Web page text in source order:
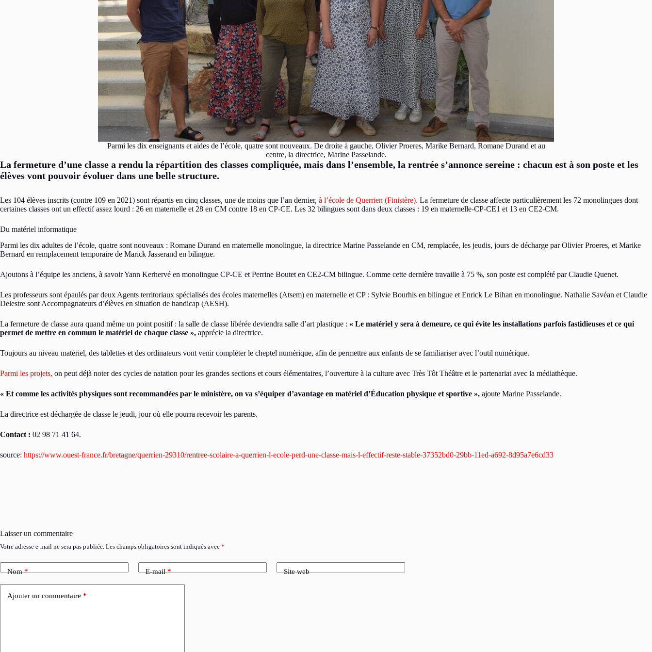
Parmi les dix enseignants et aides de l’école, quatre sont nouveaux. De droite à gauche, Olivier Proeres, Marike Bernard, Romane Durand et au
centre, la directrice, Marine Passelande.
La fermeture d’une classe a rendu la répartition des classes compliquée, mais dans l’ensemble, la rentrée s’annonce sereine : chacun est à son poste et les
élèves vont pouvoir évoluer dans une belle structure.
Les 104 élèves inscrits (contre 109 en 2021) sont répartis en cinq classes, une de moins que l’an dernier, à l’école de Querrien (Finistère). La fermeture de classe affecte particulièrement les 72 monolingues dont
certaines classes ont un effectif assez lourd : 26 en maternelle et 28 en CM contre 18 en CP-CE. Les 32 bilingues sont dans deux classes : 19 en maternelle-CP-CE1 et 13 en CE2-CM.
Du matériel informatique
Parmi les dix adultes de l’école, quatre sont nouveaux : Romane Durand en maternelle monolingue, la directrice Marine Passelande en CM, remplacée, les jeudis, jours de décharge par Olivier Proeres, et Marike
Bernard en remplacement temporaire de Marick Jasserand en bilingue.
Ajoutons à l’équipe les anciens, à savoir Yann Kerhervé en monolingue CP-CE et Perrine Boutet en CE2-CM bilingue. Comme cette dernière travaille à 75 %, son poste est complété par Claudie Quenet.
Les professeurs sont épaulés par deux Agents territoriaux spécialisés des écoles maternelles (Atsem) en maternelle et CP : Sylvie Bourhis en bilingue et Enrick Le Bihan en monolingue. Nathalie Savéan et Claudie
Delestre sont Accompagnateurs d’élèves en situation de handicap (AESH).
La fermeture de classe aura quand même un point positif : la salle de classe libérée deviendra salle d’art plastique : « Le matériel y sera à demeure, ce qui évite les installations parfois fastidieuses et ce qui
permet de mettre en commun le matériel de chaque classe », apprécie la directrice.
Toujours au niveau matériel, des tablettes et des ordinateurs vont venir compléter le cheptel numérique, afin de permettre aux enfants de se familiariser avec l’outil numérique.
Parmi les projets, on peut déjà noter des cycles de natation pour les grandes sections et cours élémentaires, l’ouverture à la culture avec Très Tôt Théâtre et le partenariat avec la médiathèque.
« Et comme les activités physiques sont recommandées par le ministère, on va s’équiper d’avantage en matériel d’Éducation physique et sportive », ajoute Marine Passelande.
La directrice est déchargée de classe le jeudi, jour où elle pourra recevoir les parents.
Contact : 02 98 71 41 64.
source: https://www.ouest-france.fr/bretagne/querrien-29310/rentree-scolaire-a-querrien-l-ecole-perd-une-classe-mais-l-effectif-reste-stable-37352bd0-29bb-11ed-a692-8d95a7e6cd33
Laisser un commentaire
Votre adresse e-mail ne sera pas publiée. Les champs obligatoires sont indiqués avec *
Nom* E-mail* Site web
Ajouter un commentaire *